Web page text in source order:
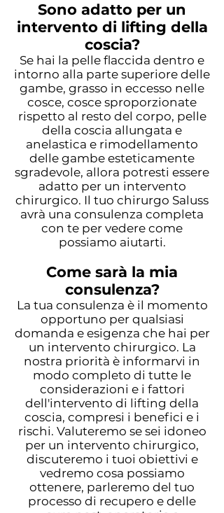
Sono adatto per un
intervento di lifting della
coscia?
Se hai la pelle flaccida dentro e
intorno alla parte superiore delle
gambe, grasso in eccesso nelle
cosce, cosce sproporzionate
rispetto al resto del corpo, pelle
della coscia allungata e
anelastica e rimodellamento
delle gambe esteticamente
sgradevole, allora potresti essere
adatto per un intervento
chirurgico. Il tuo chirurgo Saluss
avrà una consulenza completa
con te per vedere come
possiamo aiutarti.
Come sarà la mia
consulenza?
La tua consulenza è il momento
opportuno per qualsiasi
domanda e esigenza che hai per
un intervento chirurgico. La
nostra priorità è informarvi in
modo completo di tutte le
considerazioni e i fattori
dell'intervento di lifting della
coscia, compresi i benefici e i
rischi. Valuteremo se sei idoneo
per un intervento chirurgico,
discuteremo i tuoi obiettivi e
vedremo cosa possiamo
ottenere, parleremo del tuo
processo di recupero e delle